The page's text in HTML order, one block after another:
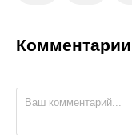
Комментарии